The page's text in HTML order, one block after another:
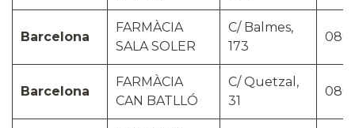
Barcelona
FARMÀCIA
SALA SOLER
C/ Balmes,
173
Barcelona
FARMÀCIA
CAN BATLLÓ
C/ Quetzal,
31